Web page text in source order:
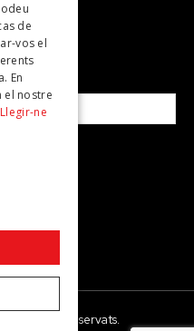
els drets reservats.
de
vos el
En
el nostre
Llegir-ne